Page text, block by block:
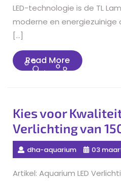
LED-technologie is de TL
moderne en
[…]
Read MoreRead
More
Kies voor
Verlichting van
dha-aquarium 03
Artikel: Aquarium LED